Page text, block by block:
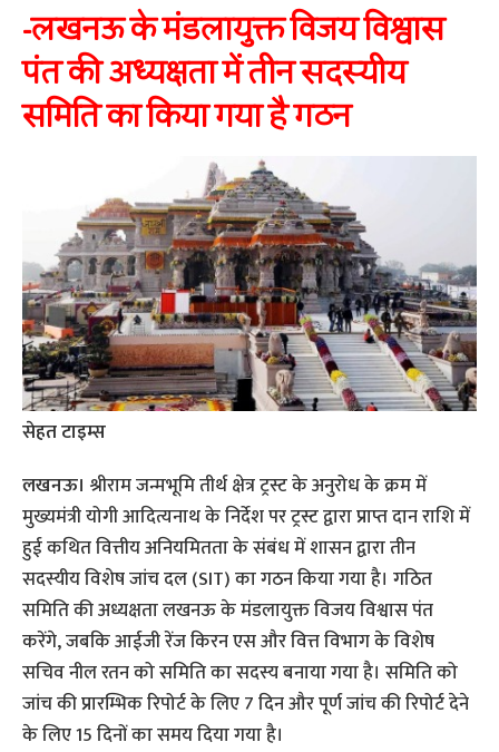
-लखनऊ के मंडलायुक्त विजय विश्वास
पंत की अध्यक्षता में तीन सदस्यीय
समिति का किया गया है गठन
सेहत टाइम्स
लखनऊ। श्रीराम जन्मभूमि तीर्थ क्षेत्र ट्रस्ट के अनुरोध के क्रम में
मुख्यमंत्री योगी आदित्यनाथ के निर्देश पर ट्रस्ट द्वारा प्राप्त दान राशि में
हुई कथित वित्तीय अनियमितता के संबंध में शासन द्वारा तीन
सदस्यीय विशेष जांच दल (SIT) का गठन किया गया है। गठित
समिति की अध्यक्षता लखनऊ के मंडलायुक्त विजय विश्वास पंत
करेंगे, जबकि आईजी रेंज किरन एस और वित्त विभाग के विशेष
सचिव नील रतन को समिति का सदस्य बनाया गया है। समिति को
जांच की प्रारम्भिक रिपोर्ट के लिए 7 दिन और पूर्ण जांच की रिपोर्ट देने
के लिए 15 दिनों का समय दिया गया है।